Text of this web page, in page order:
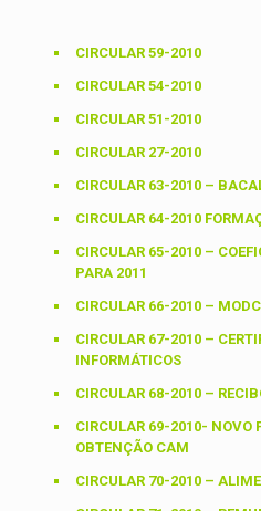
CIRCULAR 59-2010
CIRCULAR 54-2010
CIRCULAR 51-2010
CIRCULAR 27-2010
CIRCULAR 63-2010 –
CIRCULAR 64-2010
CIRCULAR 65-2010 –
PARA 2011
CIRCULAR 66-2010 –
CIRCULAR 67-2010 –
INFORMÁTICOS
CIRCULAR 68-2010 –
CIRCULAR 69-2010- NOVO
OBTENÇÃO CAM
CIRCULAR 70-2010 –